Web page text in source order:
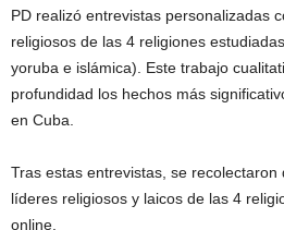
PD realizó entrevistas personalizadas
religiosos de las 4 religiones
yoruba e islámica). Este trabajo
profundidad los hechos más
en Cuba.
Tras estas entrevistas, se
líderes religiosos y laicos de las 4
online.